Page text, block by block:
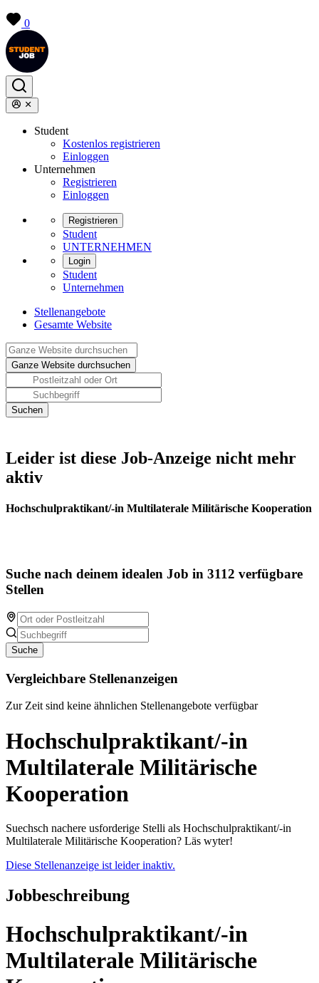
0
Student
Kostenlos registrieren
Einloggen
Unternehmen
Registrieren
Einloggen
Registrieren
Student
UNTERNEHMEN
Login
Student
Unternehmen
Stellenangebote
Gesamte Website
Leider ist diese Job-Anzeige nicht mehr
aktiv
Hochschulpraktikant/-in Multilaterale Militärische Kooperation
Suche nach deinem idealen Job in 3112 verfügbare
Stellen
Suche
Vergleichbare Stellenanzeigen
Zur Zeit sind keine ähnlichen Stellenangebote verfügbar
Hochschulpraktikant/-in
Multilaterale Militärische
Kooperation
Suechsch nachere usforderige Stelli als Hochschulpraktikant/-in
Multilaterale Militärische Kooperation? Läs wyter!
Diese Stellenanzeige ist leider inaktiv.
Jobbeschreibung
Hochschulpraktikant/-in
Multilaterale Militärische